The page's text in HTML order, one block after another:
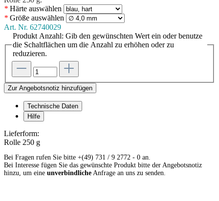
* Härte auswählen
* Größe auswählen
Art. Nr. 62740029
Produkt Anzahl: Gib den gewünschten Wert ein oder benutze
die Schaltflächen um die Anzahl zu erhöhen oder zu
reduzieren.
Zur Angebotsnotiz hinzufügen
Technische Daten
Hilfe
Lieferform:
Rolle 250 g
Bei Fragen rufen Sie bitte +(49) 731 / 9 2772 - 0 an.
Bei Interesse fügen Sie das gewünschte Produkt bitte der Angebotsnotiz
hinzu, um eine unverbindliche Anfrage an uns zu senden.